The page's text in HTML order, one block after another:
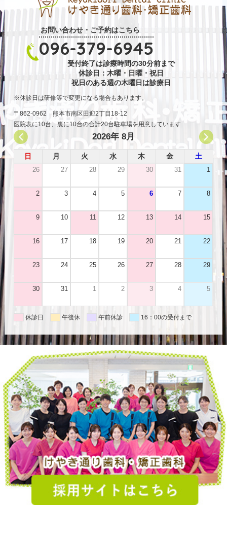
お問い合わせ・ご予約はこちら
096-379-6945
受付終了は診療時間の30分前まで
休診日：木曜・日曜・祝日
祝日のある週の木曜日は診療日
休診日は研修等で変更になる場合もあります。
〒862-0962 熊本市南区田迎2丁目18-12
医院表に10台、裏に10台の合計20台駐車場を用意しています
2026年 8月
日 月 火 水 木 金 土
26 27 28 29 30 31 1
2 3 4 5 6 7 8
9 10 11 12 13 14 15
16 17 18 19 20 21 22
23 24 25 26 27 28 29
30 31 1 2 3 4 5
休診日 午後休 午前休診 16：00の受付まで